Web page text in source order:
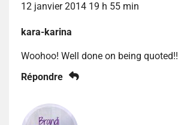
12 janvier 2014 19 h 55 min
kara-karina
Woohoo! Well done on being
Répondre